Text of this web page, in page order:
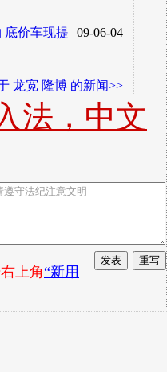
09-06-04
底价车现提
龙宽 隆博 的新闻>>
法，中文
上角“新用